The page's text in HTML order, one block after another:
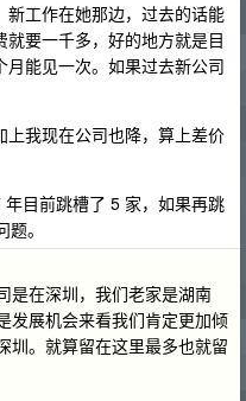
工作在她那边，过去的话能
要一千多，好的地方就是目
能见一次。如果过去新公司
我现在公司也降，算上差价
目前跳槽了 5 家，如果再跳
。
是在深圳，我们老家是湖南
发展机会来看我们肯定更加倾
圳。就算留在这里最多也就留